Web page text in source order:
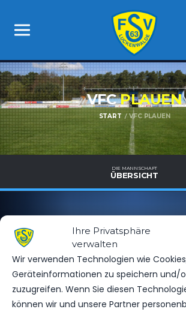
Ihre Privatsphäre
verwalten
Wir verwenden Technologien wie
Geräteinformationen zu speichern und/
zuzugreifen. Wenn Sie diesen
können wir und unsere Partner
VFCPLAUEN
START VFC PLAUEN
DIE MANNSCHAFT
ÜBERSICHT